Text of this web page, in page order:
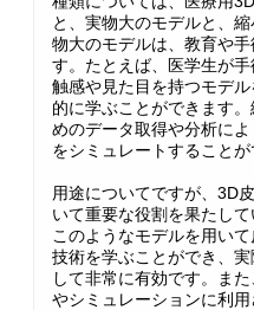
と、実物大のモデルと、
物大のモデルは、教育や
す。たとえば、医学生が
触感や見た目を持つモデ
的に学ぶことができます
めのデータ取得や分析に
をシミュレートすることが
用途についてですが、3D
いて重要な役割を果たして
このようなモデルを用い
技術を学ぶことができ、
して非常に有効です。ま
やシミュレーションに利